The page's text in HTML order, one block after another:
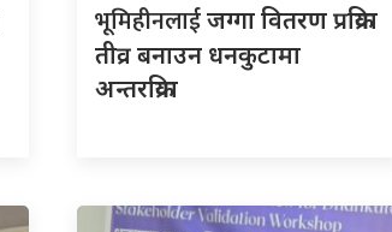
भूमिहीनलाईजग्गा वितरण प्रक्रिया
तीव्र बनाउन धनकुटामा
अन्तरक्रिया